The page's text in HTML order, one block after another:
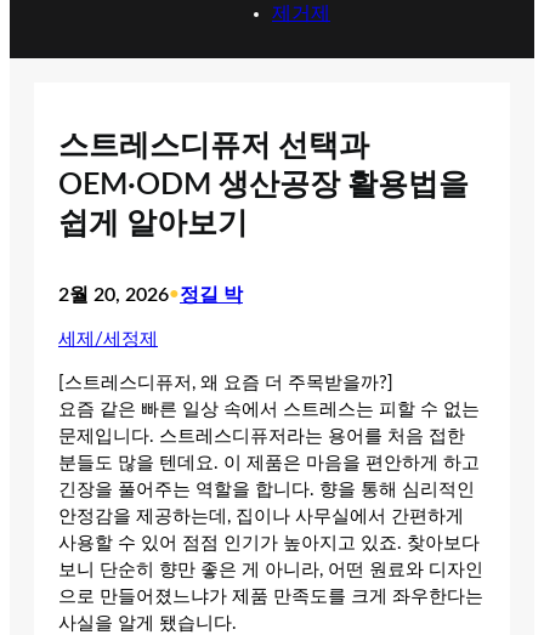
제거제
스트레스디퓨저 선택과
OEM·ODM 생산공장 활용법을
쉽게 알아보기
2월 20, 2026•정길 박
세제/세정제
[스트레스디퓨저, 왜 요즘 더 주목받을까?]
요즘 같은 빠른 일상 속에서 스트레스는 피할 수 없는
문제입니다. 스트레스디퓨저라는 용어를 처음 접한
분들도 많을 텐데요. 이 제품은 마음을 편안하게 하고
긴장을 풀어주는 역할을 합니다. 향을 통해 심리적인
안정감을 제공하는데, 집이나 사무실에서 간편하게
사용할 수 있어 점점 인기가 높아지고 있죠. 찾아보다
보니 단순히 향만 좋은 게 아니라, 어떤 원료와 디자인
으로 만들어졌느냐가 제품 만족도를 크게 좌우한다는
사실을 알게 됐습니다.